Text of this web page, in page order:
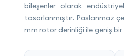
bileşenler olarak
tasarlanmıştır. Paslanmaz
mm rotor derinliği ile geniş